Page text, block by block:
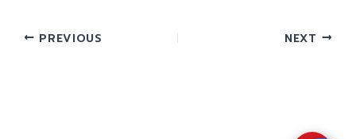
PREVIOUS NEXT